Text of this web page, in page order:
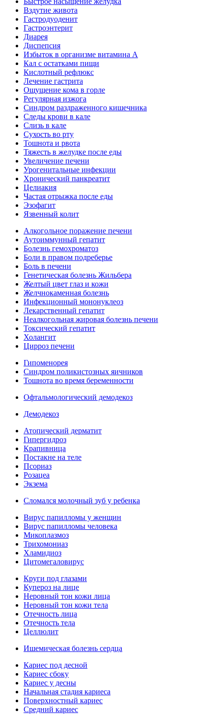
Вздутие живота
Гастродуоденит
Гастроэнтерит
Диарея
Диспепсия
Избыток в организме витамина А
Кал с остатками пищи
Кислотный рефлюкс
Лечение гастрита
Ощущение кома в горле
Регулярная изжога
Синдром раздраженного кишечника
Следы крови в кале
Слизь в кале
Сухость во рту
Тошнота и рвота
Тяжесть в желудке после еды
Увеличение печени
Урогенитальные инфекции
Хронический панкреатит
Целиакия
Частая отрыжка после еды
Эзофагит
Язвенный колит
Алкогольное поражение печени
Аутоиммунный гепатит
Болезнь гемохроматоз
Боли в правом подреберье
Боль в печени
Генетическая болезнь Жильбера
Желтый цвет глаз и кожи
Желчнокаменная болезнь
Инфекционный мононуклеоз
Лекарственный гепатит
Неалкогольная жировая болезнь печени
Токсический гепатит
Холангит
Цирроз печени
Гипоменорея
Синдром поликистозных яичников
Тошнота во время беременности
Офтальмологический демодекоз
Демодекоз
Атопический дерматит
Гипергидроз
Крапивница
Постакне на теле
Псориаз
Розацеа
Экзема
Сломался молочный зуб у ребенка
Вирус папилломы у женщин
Вирус папилломы человека
Микоплазмоз
Трихомониаз
Хламидиоз
Цитомегаловирус
Круги под глазами
Купероз на лице
Неровный тон кожи лица
Неровный тон кожи тела
Отечность лица
Отечность тела
Целлюлит
Ишемическая болезнь сердца
Кариес под десной
Кариес сбоку
Кариес у десны
Начальная стадия кариеса
Поверхностный кариес
Средний кариес